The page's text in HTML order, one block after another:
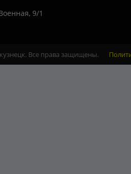
9/1
Все права защищены.